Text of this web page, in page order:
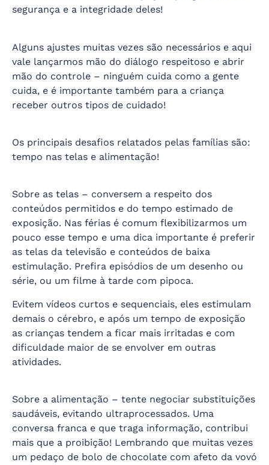
segurança e a integridade deles!
Alguns ajustes muitas vezes são necessários e aqui
vale lançarmos mão do diálogo respeitoso e abrir
mão do controle – ninguém cuida como a gente
cuida, e é importante também para a criança
receber outros tipos de cuidado!
Os principais desafios relatados pelas famílias são:
tempo nas telas e alimentação!
Sobre as telas – conversem a respeito dos
conteúdos permitidos e do tempo estimado de
exposição. Nas férias é comum flexibilizarmos um
pouco esse tempo e uma dica importante é preferir
as telas da televisão e conteúdos de baixa
estimulação. Prefira episódios de um desenho ou
série, ou um filme à tarde com pipoca.
Evitem vídeos curtos e sequenciais, eles estimulam
demais o cérebro, e após um tempo de exposição
as crianças tendem a ficar mais irritadas e com
dificuldade maior de se envolver em outras
atividades.
Sobre a alimentação – tente negociar substituições
saudáveis, evitando ultraprocessados. Uma
conversa franca e que traga informação, contribui
mais que a proibição! Lembrando que muitas vezes
um pedaço de bolo de chocolate com afeto da vovó